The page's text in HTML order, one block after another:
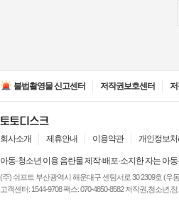
불법촬영물 신고센터 저작권보호센터
회사소개 제휴안내 이용약관 개인정보
아동·청소년 이용 음란물 제작·배포·소지한 자는 아
(주) 쉬프트 부산광역시 해운대구 센텀서로 30 2309호 (우
고객센터: 1544-9708 팩스: 070-4850-8582 저작권,청소년,